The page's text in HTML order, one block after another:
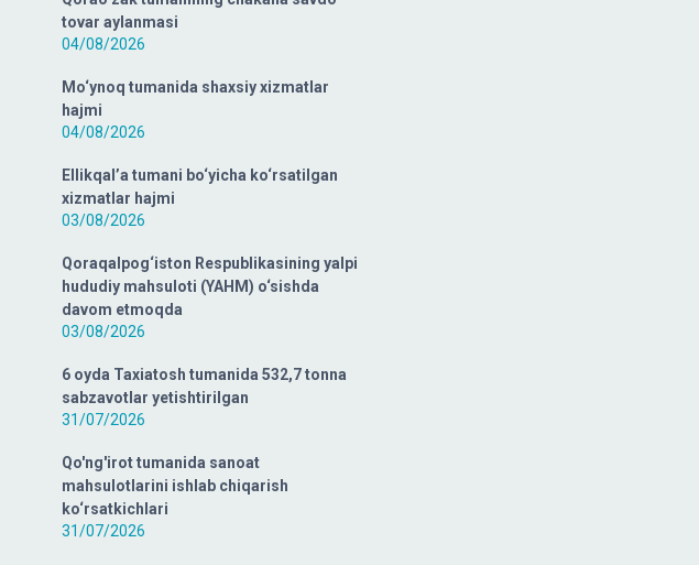
tovar aylanmasi
04/08/2026
Mo‘ynoq tumanida shaxsiy xizmatlar
hajmi
04/08/2026
Ellikqal’a tumani bo‘yicha ko‘rsatilgan
xizmatlar hajmi
03/08/2026
Qoraqalpog‘iston Respublikasining yalpi
hududiy mahsuloti (YAHM) o‘sishda
davom etmoqda
03/08/2026
6 oyda Taxiatosh tumanida 532,7 tonna
sabzavotlar yetishtirilgan
31/07/2026
Qo'ng'irot tumanida sanoat
mahsulotlarini ishlab chiqarish
ko‘rsatkichlari
31/07/2026